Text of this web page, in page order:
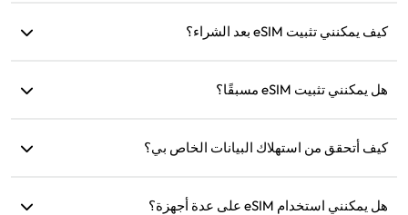
البيانات هو نفسه كما على هاتفك.
كيف يمكنني تثبيت eSIM بعد الشراء؟
للتثبيت.
هل يمكنني تثبيت eSIM مسبقًا؟
عند الوصول.
كيف أتحقق من استهلاك البيانات الخاص بي؟
على الموقع.
هل يمكنني استخدام eSIM على عدة أجهزة؟